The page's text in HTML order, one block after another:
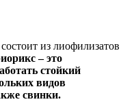
из лиофилизатов
– это
стойкий
видов
свинки.